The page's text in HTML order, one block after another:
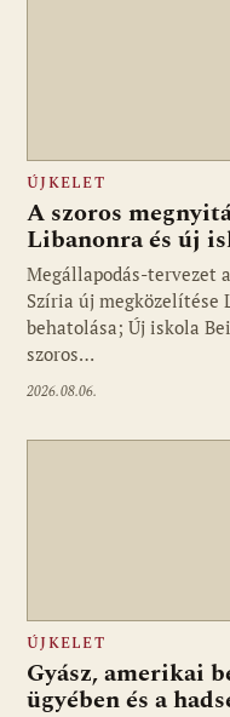
ÚJKELET
A szoros
Libanonra és új
Megállapodás-tervezet
Szíria új megközelítése
behatolása; Új iskola
szoros…
2026.08.06.
ÚJKELET
Gyász, amerikai
ügyében és a